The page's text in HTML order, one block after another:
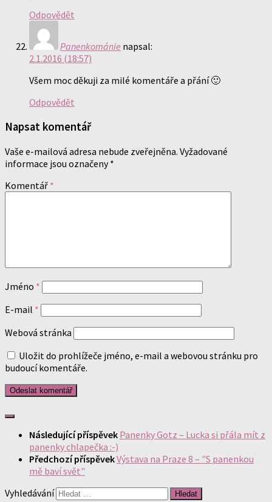
Odpovědět
Panenkománie napsal:
2.1.2016 (18:57)
Všem moc děkuji za milé komentáře a přání 🙂
Odpovědět
Napsat komentář
Vaše e-mailová adresa nebude zveřejněna. Vyžadované
informace jsou označeny*
Komentář *
Jméno *
E-mail *
Webová stránka
Uložit do prohlížeče jméno, e-mail a webovou stránku pro
budoucí komentáře.
Následující příspěvek Panenky Gotz – Lucka si přála mít z
panenky chlapečka :-)
Předchozí příspěvekVýstava na Praze 8 – "S panenkou
mě baví svět"
Vyhledávání